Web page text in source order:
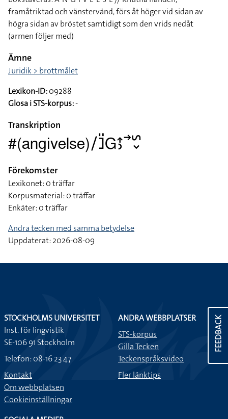
framåtriktad och vänstervänd, förs åt höger vid sidan av
högra sidan av bröstet samtidigt som den vrids nedåt
(armen följer med)
Ämne
Juridik > brottmålet
Lexikon-ID:09288
Glosa i STS-korpus:-
Transkription
#(angivelse)􌥠􌤔􌤺􌤦􌤴􌤶􌥣􌥲􌦀
Förekomster
Lexikonet: 0 träffar
Korpusmaterial: 0 träffar
Enkäter: 0 träffar
Andra tecken med samma betydelse
Uppdaterat: 2026-08-09
FEEDBACK
STOCKHOLMS UNIVERSITET
Inst. för lingvistik
SE-106 91 Stockholm
Telefon: 08-16 23 47
Kontakt
Om webbplatsen
Cookieinställningar
ANDRA WEBBPLATSER
STS-korpus
Gilla Tecken
Teckenspråksvideo
Fler länktips